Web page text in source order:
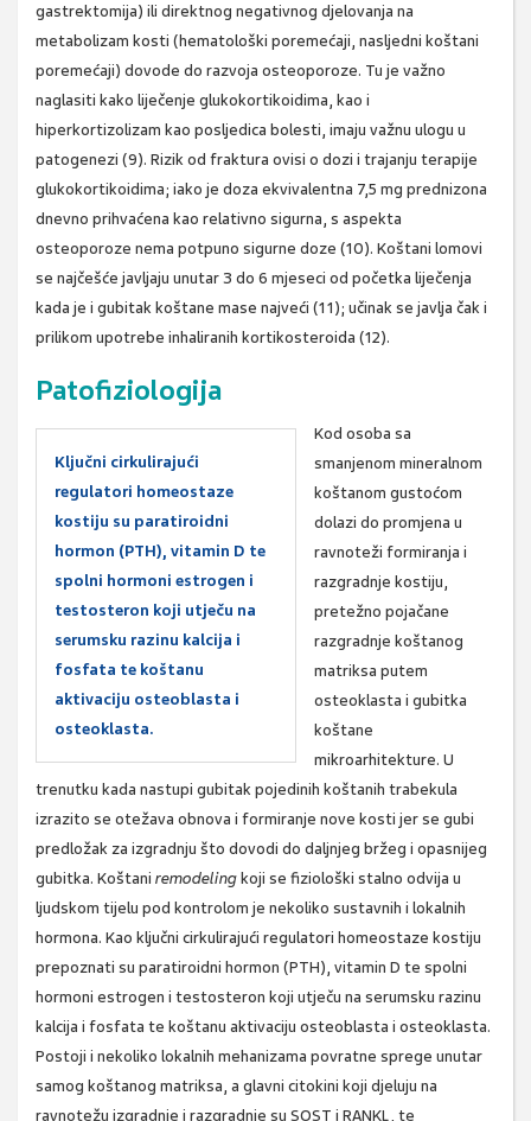
gastrektomija) ili direktnog negativnog djelovanja na
metabolizam kosti (hematološki poremećaji, nasljedni koštani
poremećaji) dovode do razvoja osteoporoze. Tu je važno
naglasiti kako liječenje glukokortikoidima, kao i
hiperkortizolizam kao posljedica bolesti, imaju važnu ulogu u
patogenezi (9). Rizik od fraktura ovisi o dozi i trajanju terapije
glukokortikoidima; iako je doza ekvivalentna 7,5 mg prednizona
dnevno prihvaćena kao relativno sigurna, s aspekta
osteoporoze nema potpuno sigurne doze (10). Koštani lomovi
se najčešće javljaju unutar 3 do 6 mjeseci od početka liječenja
kada je i gubitak koštane mase najveći (11); učinak se javlja čak i
prilikom upotrebe inhaliranih kortikosteroida (12).
Patofiziologija
Ključni cirkulirajući
regulatori homeostaze
kostiju su paratiroidni
hormon (PTH), vitamin D te
spolni hormoni estrogen i
testosteron koji utječu na
serumsku razinu kalcija i
fosfata te koštanu
aktivaciju osteoblasta i
osteoklasta.
Kod osoba sa
smanjenom mineralnom
koštanom gustoćom
dolazi do promjena u
ravnoteži formiranja i
razgradnje kostiju,
pretežno pojačane
razgradnje koštanog
matriksa putem
osteoklasta i gubitka
koštane
mikroarhitekture. U
trenutku kada nastupi gubitak pojedinih koštanih trabekula
izrazito se otežava obnova i formiranje nove kosti jer se gubi
predložak za izgradnju što dovodi do daljnjeg bržeg i opasnijeg
gubitka. Koštani remodelingkoji se fiziološki stalno odvija u
ljudskom tijelu pod kontrolom je nekoliko sustavnih i lokalnih
hormona. Kao ključni cirkulirajući regulatori homeostaze kostiju
prepoznati su paratiroidni hormon (PTH), vitamin D te spolni
hormoni estrogen i testosteron koji utječu na serumsku razinu
kalcija i fosfata te koštanu aktivaciju osteoblasta i osteoklasta.
Postoji i nekoliko lokalnih mehanizama povratne sprege unutar
samog koštanog matriksa, a glavni citokini koji djeluju na
ravnotežu izgradnje i razgradnje su SOST i RANKL, te